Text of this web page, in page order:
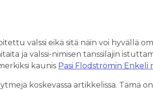
valssi eikä sitä näin voi hyvällä
ja valssi-nimisen tanssilajin
kaunis Pasi Flodströmin Enkeli
koskevassa artikkelissa. Tämä